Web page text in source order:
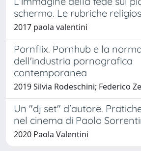
schermo. Le rubriche
2017 paola valentini
Pornflix. Pornhub e la
dell'industria pornografica
contemporanea
2019 Silvia Rodeschini; Federico
Un "dj set" d'autore.
nel cinema di Paolo
2020 Paola Valentini